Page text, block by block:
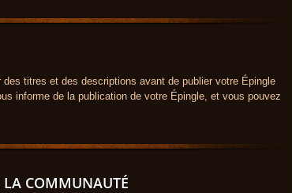
titres et des descriptions avant de publier votre Épingle
informe de la publication de votre Épingle, et vous pouvez
LA COMMUNAUTÉ